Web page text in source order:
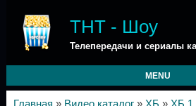
ТНТ - Шоу
Телепередачи и сериалы
MENU